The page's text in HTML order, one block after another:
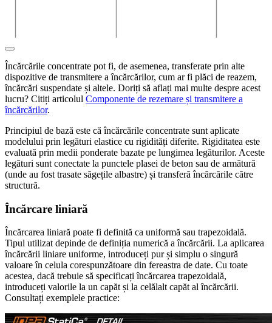
Încărcările concentrate pot fi, de asemenea, transferate prin alte
dispozitive de transmitere a încărcărilor, cum ar fi plăci de reazem,
încărcări suspendate și altele. Doriți să aflați mai multe despre acest
lucru? Citiți articolul Componente de rezemare și transmitere a
încărcărilor.
Principiul de bază este că încărcările concentrate sunt aplicate
modelului prin legături elastice cu rigidități diferite. Rigiditatea este
evaluată prin medii ponderate bazate pe lungimea legăturilor. Aceste
legături sunt conectate la punctele plasei de beton sau de armătură
(unde au fost trasate săgețile albastre) și transferă încărcările către
structură.
Încărcare liniară
Încărcarea liniară poate fi definită ca uniformă sau trapezoidală.
Tipul utilizat depinde de definiția numerică a încărcării. La aplicarea
încărcării liniare uniforme, introduceți pur și simplu o singură
valoare în celula corespunzătoare din fereastra de date. Cu toate
acestea, dacă trebuie să specificați încărcarea trapezoidală,
introduceți valorile la un capăt și la celălalt capăt al încărcării.
Consultați exemplele practice: